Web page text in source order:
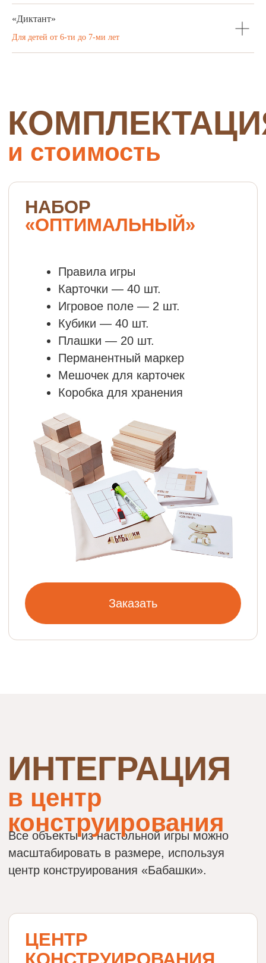
«Диктант»
Для детей от 6-ти до 7-ми лет
для занятий по пространственному
моделированию и для свободной
плашки, абрисы, буквы, платформы,
и социальные навыки.
неотъемлемая часть РППС детского
Перейти
Входит в перечень рекомендуемого
оборудования для ДОУ
Экономит средства ДОУ и пространство
ОТЗЫВЫ